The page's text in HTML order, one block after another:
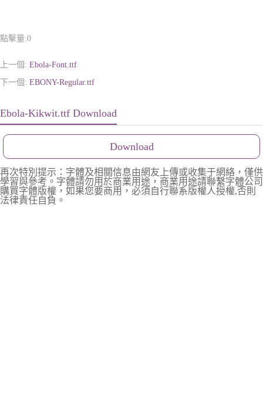
點擊量:0
上一個: Ebola-Font.ttf
下一個: EBONY-Regular.ttf
Ebola-Kikwit.ttf Download
Download
再次特別提示：字體及相關信息由網友上傳或收集于網絡，僅供
學習與參考。字體請勿用於商業用途，商業用途請聯繫字體公司
購買字體版權，如果您要商用，必須自行聯系版權人授權,否則
法律責任自負。